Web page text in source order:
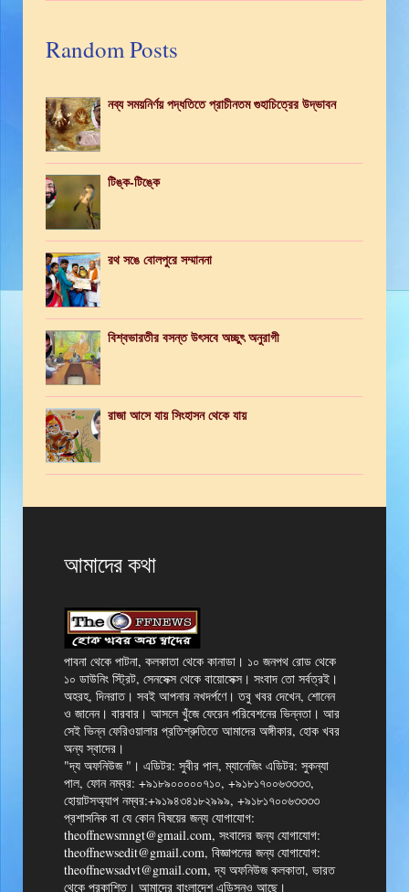
Random Posts
নব্য সময়নির্ণয় পদ্ধতিতে প্রাচীনতম গুহাচিত্রের উদ্ভাবন
টিঙ্ক-টিঙ্কে
রথ সঙে বোলপুরে সম্মাননা
বিশ্বভারতীর বসন্ত উৎসবে অচ্ছুৎ অনুরাগী
রাজা আসে যায় সিংহাসন থেকে যায়
আমাদের কথা
পাবনা থেকে পাটনা, কলকাতা থেকে কানাডা। ১০ জনপথ রোড থেকে
১০ ডাউনিং স্ট্রিট, সেনসেক্স থেকে বায়োসেক্স। সংবাদ তো সর্বত্রই।
অহরহ, দিনরাত। সবই আপনার নখদর্পণে। তবু খবর দেখেন, শোনেন
ও জানেন। বারবার। আসলে খুঁজে ফেরেন পরিবেশনের ভিন্নতা। আর
সেই ভিন্ন ফেরিওয়ালার প্রতিশ্রুতিতে আমাদের অঙ্গীকার, হোক খবর
অন্য স্বাদের।
"দ্য অফনিউজ "। এডিটর: সুবীর পাল, ম্যানেজিং এডিটর: সুকন্যা
পাল, ফোন নম্বর: +৯১৮৯০০০০০৭১০, +৯১৮১৭০০৬৩৩৩৩,
হোয়াটসঅ্যাপ নম্বর:+৯১৯৪৩৪১৮২৯৯৯, +৯১৮১৭০০৬৩৩৩৩
প্রশাসনিক বা যে কোন বিষয়ের জন্য যোগাযোগ:
theoffnewsmngt@gmail.com, সংবাদের জন্য যোগাযোগ:
theoffnewsedit@gmail.com, বিজ্ঞাপনের জন্য যোগাযোগ:
theoffnewsadvt@gmail.com, দ্য অফনিউজ কলকাতা, ভারত
থেকে প্রকাশিত। আমাদের বাংলাদেশ এডিসনও আছে।